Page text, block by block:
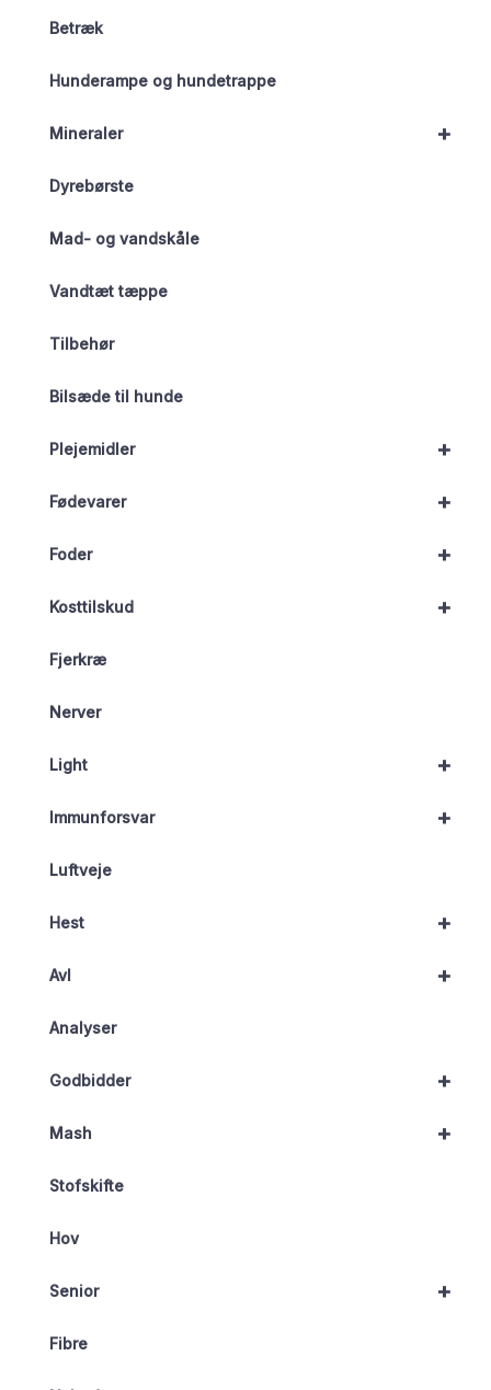
Betræk
Hunderampe og hundetrappe
+
Mineraler
Dyrebørste
Mad- og vandskåle
Vandtæt tæppe
Tilbehør
Bilsæde til hunde
+
Plejemidler
+
Fødevarer
+
Foder
+
Kosttilskud
Fjerkræ
Nerver
+
Light
+
Immunforsvar
Luftveje
+
Hest
+
Avl
Analyser
+
Godbidder
+
Mash
Stofskifte
Hov
+
Senior
Fibre